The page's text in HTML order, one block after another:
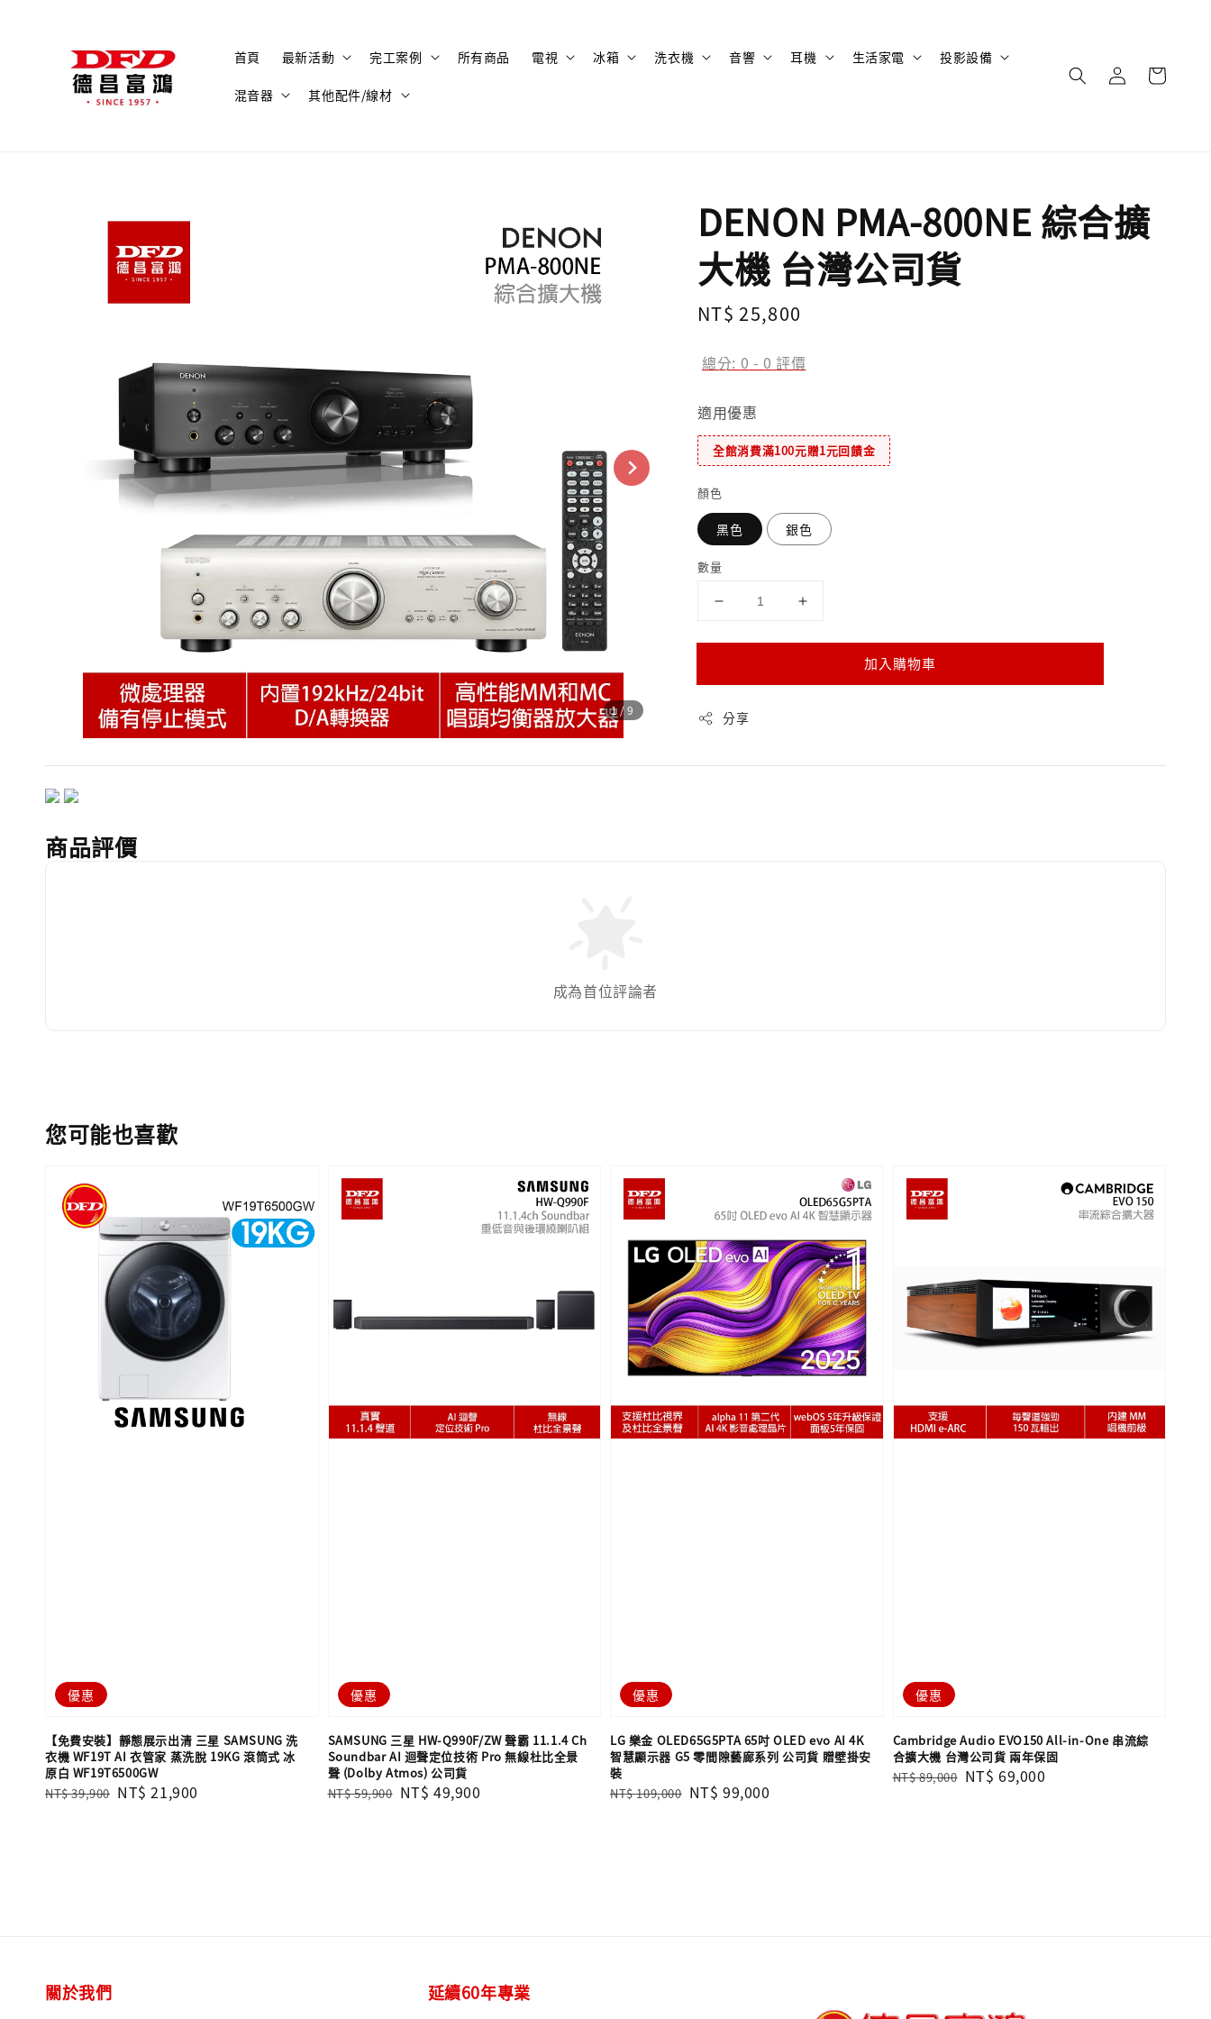
首頁 最新活動 完工案例 所有商品 電視 冰箱 洗衣機 音響 耳機 生活家電 投影設備
混音器 其他配件/線材
1 /9
DENON PMA-800NE 綜合擴
大機 台灣公司貨
Regular
NT$ 25,800
總分: 0 - 0 評價
適用優惠
全館消費滿100元贈1元回饋金
顏色
黑色 銀色
數量
加入購物車
分享
商品評價
成為首位評論者
您可能也喜歡
優惠
【免費安裝】靜態展示出清 三星 SAMSUNG 洗
衣機 WF19T AI 衣管家 蒸洗脫 19KG 滾筒式 冰
原白 WF19T6500GW
Regular
NT$ 39,900 Sale
NT$ 21,900
優惠
SAMSUNG 三星 HW-Q990F/ZW 聲霸 11.1.4 Ch
Soundbar AI 迴聲定位技術 Pro 無線杜比全景
聲 (Dolby Atmos) 公司貨
Regular
NT$ 59,900 Sale
NT$ 49,900
優惠
LG 樂金 OLED65G5PTA 65吋 OLED evo AI 4K
智慧顯示器 G5 零間隙藝廊系列 公司貨 贈壁掛安
裝
Regular
NT$ 109,000 Sale
NT$ 99,000
優惠
Cambridge Audio EVO150 All-in-One 串流綜
合擴大機 台灣公司貨 兩年保固
Regular
NT$ 89,000 Sale
NT$ 69,000
關於我們 延續60年專業